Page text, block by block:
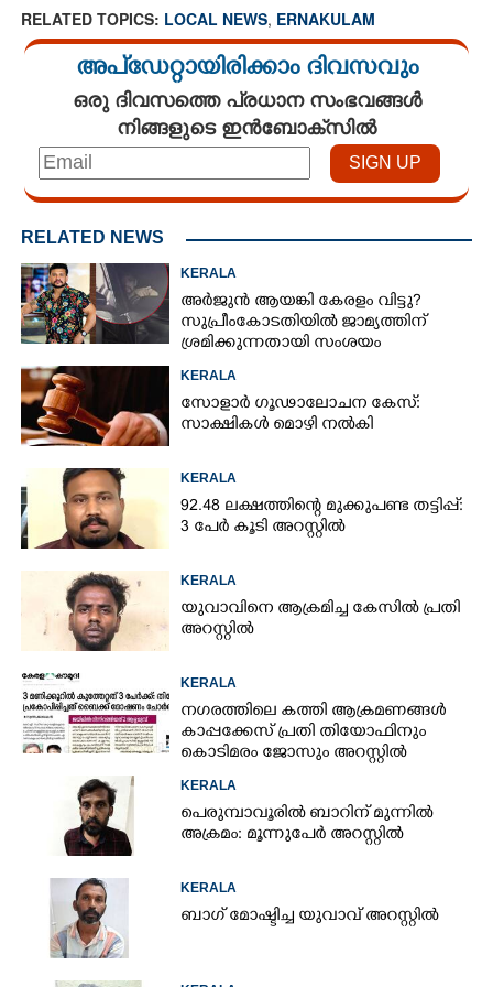
RELATED TOPICS: LOCAL NEWS, ERNAKULAM
അപ്ഡേറ്റായിരിക്കാം ദിവസവും
ഒരു ദിവസത്തെ പ്രധാന സംഭവങ്ങൾ
നിങ്ങളുടെ ഇൻബോക്സിൽ
RELATED NEWS
KERALA
അർജുൻ ആയങ്കി കേരളം വിട്ടു?
സുപ്രീംകോടതിയിൽ ജാമ്യത്തിന്
ശ്രമിക്കുന്നതായി സംശയം
KERALA
സോളാർ ഗൂഢാലോചന കേസ്:
സാക്ഷികൾ മൊഴി നൽകി
KERALA
92.48 ലക്ഷത്തിന്റെ മുക്കുപണ്ട തട്ടിപ്പ്:
3 പേർ കൂടി അറസ്റ്റിൽ
KERALA
യുവാവിനെ ആക്രമിച്ച കേസിൽ പ്രതി
അറസ്റ്റിൽ
KERALA
നഗരത്തിലെ കത്തി ആക്രമണങ്ങൾ
കാപ്പക്കേസ് പ്രതി തിയോഫിനും
കൊടിമരം ജോസും അറസ്റ്റിൽ
KERALA
പെരുമ്പാവൂരിൽ ബാറിന് മുന്നിൽ
അക്രമം: മൂന്നുപേർ അറസ്റ്റിൽ
KERALA
ബാഗ് മോഷ്ടിച്ച യുവാവ് അറസ്റ്റിൽ